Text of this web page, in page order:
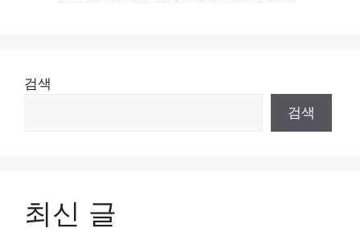
검색
검색
최신 글